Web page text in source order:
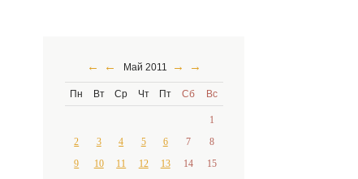
← ← Май 2011 → →
Пн Вт Ср Чт Пт Сб Вс
1
2
3 4 5 6 7
8
9
10 11 12 13 14
15